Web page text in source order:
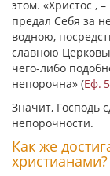
этом. «Христос ,
предал Себя за
водною,
славною
чего-либо
непорочна» (Еф.
Значит, Господь
непорочности.
Как же
христианами?